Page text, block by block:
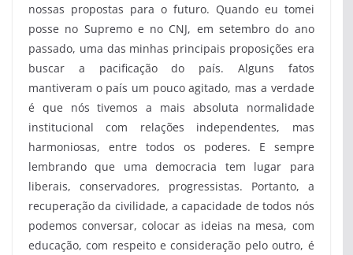
nossas propostas para o futuro. Quando eu tomei
posse no Supremo e no CNJ, em setembro do ano
passado, uma das minhas principais proposições era
buscar a pacificação do país. Alguns fatos
mantiveram o país um pouco agitado, mas a verdade
é que nós tivemos a mais absoluta normalidade
institucional com relações independentes, mas
harmoniosas, entre todos os poderes. E sempre
lembrando que uma democracia tem lugar para
liberais, conservadores, progressistas. Portanto, a
recuperação da civilidade, a capacidade de todos nós
podemos conversar, colocar as ideias na mesa, com
educação, com respeito e consideração pelo outro, é